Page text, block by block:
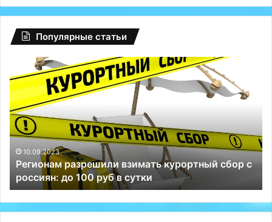
Популярные статьи
Регионам
разрешили
взимать
курортный
сбор
россиян:
до
100
руб
в
сутки
10.09.2023
Регионам разрешили взимать курортный сбор с
россиян: до 100 руб в сутки
и